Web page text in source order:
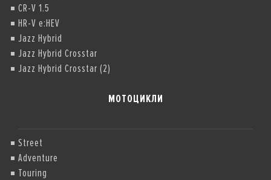
CR-V 1.5
HR-V e:HEV
Jazz Hybrid
Jazz Hybrid Crosstar
Jazz Hybrid Crosstar (2)
МОТОЦИКЛИ
Street
Adventure
Touring